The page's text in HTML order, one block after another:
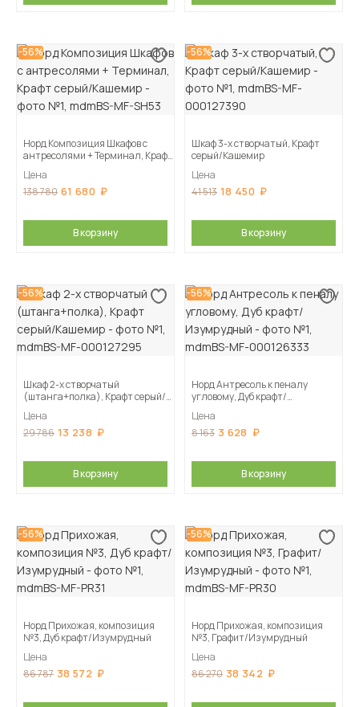
-56%
Норд Композиция Шкафов с
антресолями + Терминал, Крафт
Цена
138 780 61 680
В корзину
-56%
Шкаф 3-х створчатый, Крафт
серый/Кашемир
Цена
41 513 18 450
В корзину
-56%
Шкаф 2-х створчатый
(штанга+полка), Крафт серый/
Цена
29 786 13 238
В корзину
-56%
Норд Антресоль к пеналу
угловому, Дуб крафт/
Цена
8 163 3 628
В корзину
-56%
Норд Прихожая, композиция
№3, Дуб крафт/Изумрудный
Цена
86 787 38 572
-56%
Норд Прихожая, композиция
№3, Графит/Изумрудный
Цена
86 270 38 342